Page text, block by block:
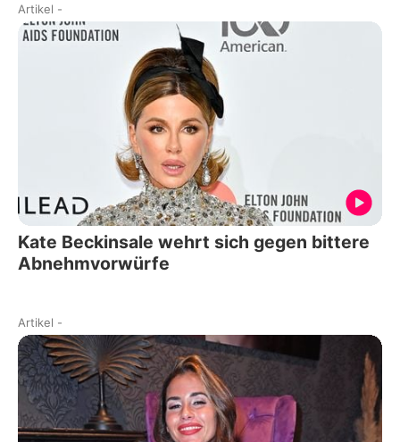
Artikel -
Kate Beckinsale wehrt sich gegen bittere
Abnehmvorwürfe
Artikel -